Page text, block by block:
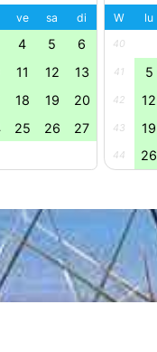
ve sa di
4 5 6
11 12 13
18 19 20
25 26 27
W lu
40
41 5
42 12
43 19
44 26